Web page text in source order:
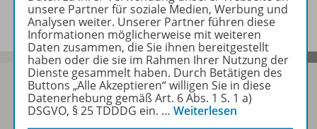
Sofort profitieren
unsere Partner für soziale Medien, Werbung und
Analysen weiter. Unserer Partner führen diese
Informationen möglicherweise mit weiteren
Daten zusammen, die Sie ihnen bereitgestellt
haben oder die sie im Rahmen Ihrer Nutzung der
Dienste gesammelt haben. Durch Betätigen des
Buttons „Alle Akzeptieren“ willigen Sie in diese
Datenerhebung gemäß Art. 6 Abs. 1 S. 1 a)
DSGVO, § 25 TDDDG ein. … Weiterlesen